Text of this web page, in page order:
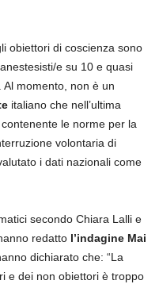
obiettori di coscienza sono
e su 10 e quasi
momento, non è un
italiano che nell’ultima
le norme per la
volontaria di
i dati nazionali come
secondo Chiara Lalli e
redatto l’indagine Mai
dichiarato che: “La
e dei non obiettori è troppo